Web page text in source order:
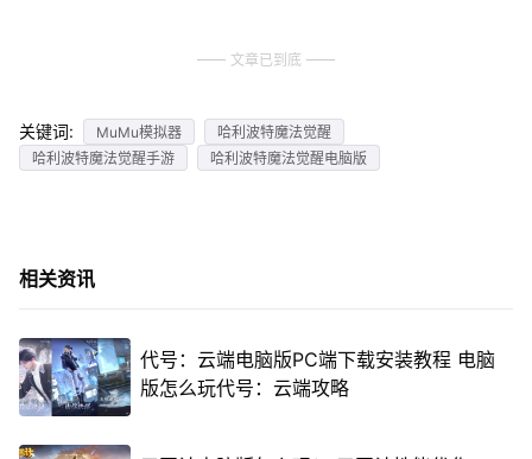
文章已到底
关键词: MuMu模拟器
哈利波特魔法觉醒
哈利波特魔法觉醒手游
哈利波特魔法觉醒电脑版
相关资讯
代号：云端电脑版PC端下载安装教程 电脑
版怎么玩代号：云端攻略